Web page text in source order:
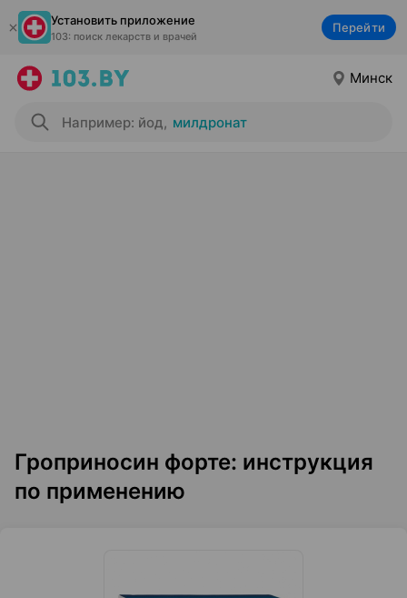
Установить приложение
103: поиск лекарств и врачей
Перейти
Минск
Например: йод, милдронат
Гроприносин форте: инструкция
по применению